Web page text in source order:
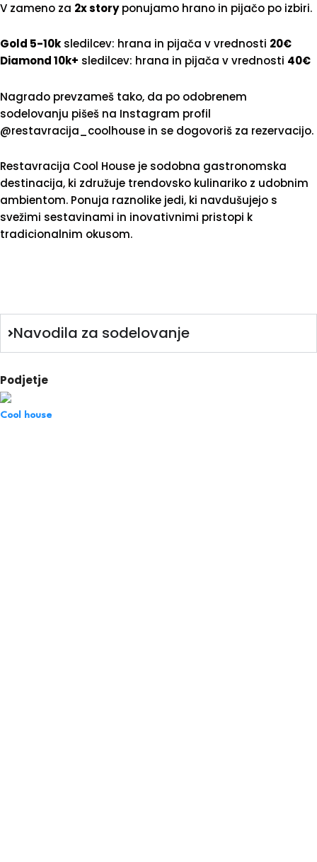
V zameno za 2x storyponujamo hrano in pijačo po izbiri.
Gold 5-10k sledilcev: hrana in pijača v vrednosti 20€
Diamond 10k+ sledilcev: hrana in pijača v vrednosti 40€
Nagrado prevzameš tako, da po odobrenem
sodelovanju pišeš na Instagram profil
@restavracija_coolhouse in se dogovoriš za rezervacijo.
Restavracija Cool House je sodobna gastronomska
destinacija, ki združuje trendovsko kulinariko z udobnim
ambientom. Ponuja raznolike jedi, ki navdušujejo s
svežimi sestavinami in inovativnimi pristopi k
tradicionalnim okusom.
Navodila za sodelovanje
Podjetje
Cool house